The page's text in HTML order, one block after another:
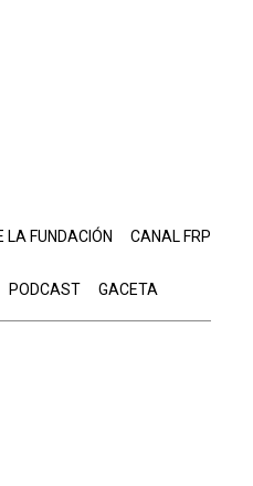
LA FUNDACIÓN CANAL FRP
PODCAST GACETA